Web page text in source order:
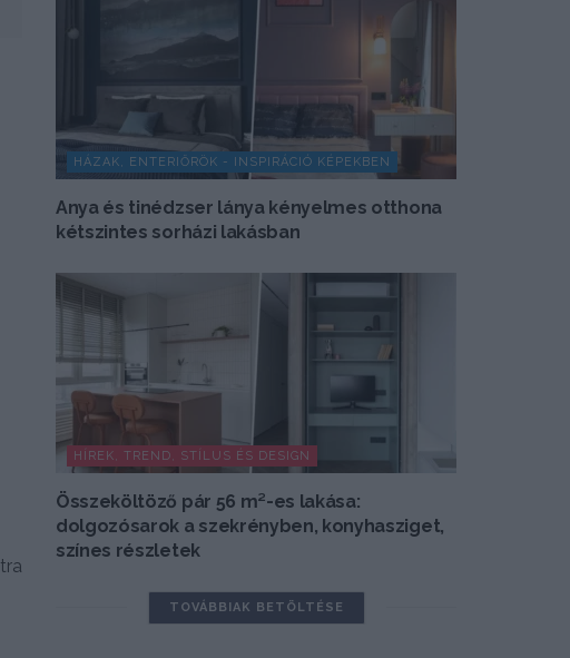
HÁZAK, ENTERIŐRÖK - INSPIRÁCIÓ KÉPEKBEN
Anya és tinédzser lánya kényelmes otthona
kétszintes sorházi lakásban
HÍREK, TREND, STÍLUS ÉS DESIGN
Összeköltöző pár 56 m²-es lakása:
dolgozósarok a szekrényben, konyhasziget,
színes részletek
TOVÁBBIAK BETÖLTÉSE